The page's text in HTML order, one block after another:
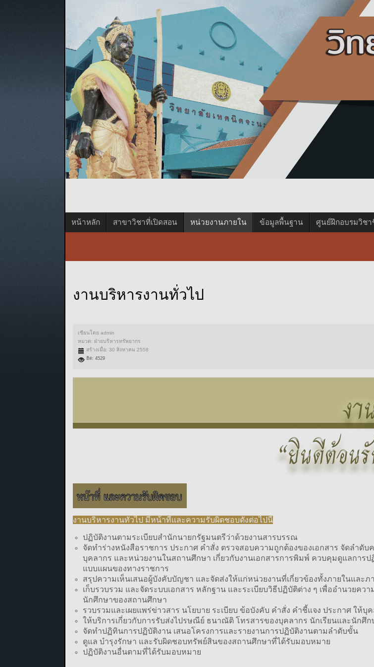
หน้าหลัก สาขาวิชาที่เปิดสอน หน่วยงานภายใน ข้อมูลพื้นฐาน ศูนย์ฝึกอบรมวิชา
งานบริหารงานทั่วไป
เขียนโดยadmin
หมวด: ฝ่ายบริหารทรัพยากร
สร้างเมื่อ: 30 สิงหาคม 2558
ฮิต: 4529
งานบริหารงานทั่วไป มีหน้าที่และความรับผิดชอบดังต่อไปนี้
ปฏิบัติงานตามระเบียบสำนักนายกรัฐมนตรีว่าด้วยงานสารบรรณ
จัดทำร่างหนังสือราชการ ประกาศ คำสั่ง ตรวจสอบความถูกต้องของเอกสาร จัดลำ
บุคลากร และหน่วยงานในสถานศึกษา เกี่ยวกับงานเอกสารการพิมพ์ ควบคุมดูแลการป
แบบแผนของทางราชการ
สรุปความเห็นเสนอผู้บังคับบัญชา และจัดส่งให้แก่หน่วยงานที่เกี่ยวข้องทั้งภายในและ
เก็บรวบรวม และจัดระบบเอกสาร หลักฐาน และระเบียบวิธีปฏิบัติต่าง ๆ เพื่ออำนวยค
นักศึกษาของสถานศึกษา
รวบรวมและเผยแพร่ข่าวสาร นโยบาย ระเบียบ ข้อบังคับ คำสั่ง คำชี้แจง ประกาศ ให้
ให้บริการเกี่ยวกับการรับส่งไปรษณีย์ ธนาณัติ โทรสารของบุคลากร นักเรียนและนักศึก
จัดทำปฏิทินการปฏิบัติงาน เสนอโครงการและรายงานการปฏิบัติงานตามลำดับขั้น
ดูแล บำรุงรักษา และรับผิดชอบทรัพย์สินของสถานศึกษาที่ได้รับมอบหมาย
ปฏิบัติงานอื่นตามที่ได้รับมอบหมาย